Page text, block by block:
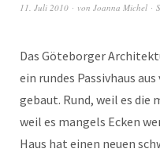
11. Juli 2010 von Joanna Michel
Das Göteborger
ein rundes Passivhaus
gebaut. Rund, weil es
weil es mangels Ecken
Haus hat einen neuen